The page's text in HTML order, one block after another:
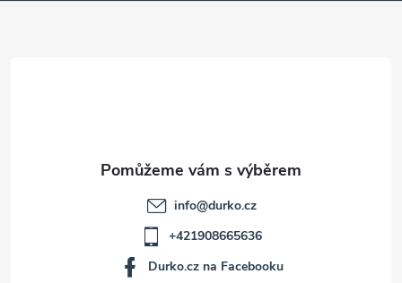
a
info@durko.cz
+421908665636
Durko.cz na Facebooku